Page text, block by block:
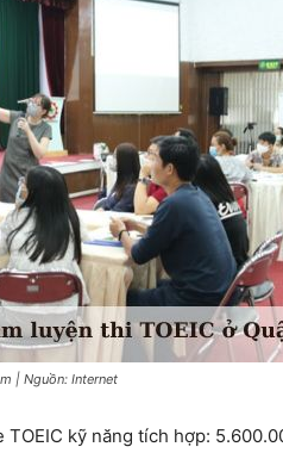
| Nguồn: Internet
kỹ năng tích hợp: